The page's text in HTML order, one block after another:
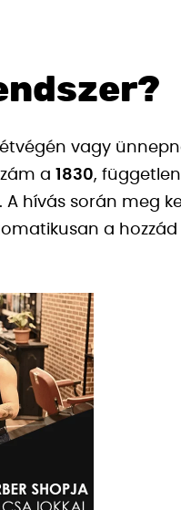
vagy
a 1830,
hívás során meg
a hozzád